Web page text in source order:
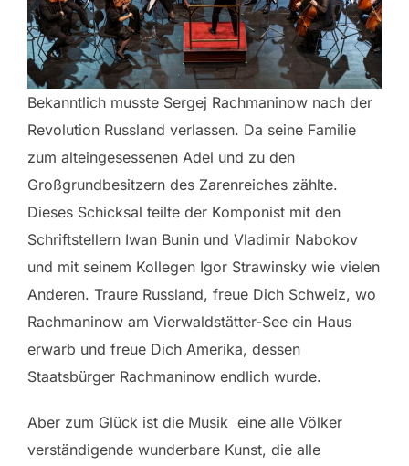
Bekanntlich musste Sergej Rachmaninow nach der
Revolution Russland verlassen. Da seine Familie
zum alteingesessenen Adel und zu den
Großgrundbesitzern des Zarenreiches zählte.
Dieses Schicksal teilte der Komponist mit den
Schriftstellern Iwan Bunin und Vladimir Nabokov
und mit seinem Kollegen Igor Strawinsky wie vielen
Anderen. Traure Russland, freue Dich Schweiz, wo
Rachmaninow am Vierwaldstätter-See ein Haus
erwarb und freue Dich Amerika, dessen
Staatsbürger Rachmaninow endlich wurde.
Aber zum Glück ist die Musik eine alle Völker
verständigende wunderbare Kunst, die alle